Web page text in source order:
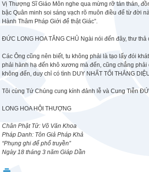
Vị Thượng Sĩ Giáo Môn nghe qua mừng rỡ tán thán,
bậc Quân minh soi sáng vạch rõ muôn điều để từ đời
Hành Thâm Pháp Giới để thật Giác”.
ĐỨC LONG HOA TĂNG CHỦ Ngài nói đến đây, thư
Các Ông cũng nên biết, tu không phải là tạo lấy đói
phải hành hạ đến khô xương mà đến, cũng chẳng
không đến, duy chỉ có tình DUY NHẤT TỐI THẮNG
Tôi cùng Tứ Chúng cung kính đảnh lễ và Cung Tiễn
LONG HOA HỘI THƯỢNG
Chân Phật Tử: Võ Văn Khoa
Pháp Danh: Tôn Giả Pháp Khả
“Phụng ghi để phổ truyền”
Ngày 18 tháng 3 năm Giáp Dần